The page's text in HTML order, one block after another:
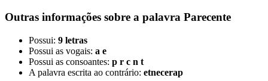
Outras informações sobre a palavra Parecente
Possui: 9 letras
Possui as vogais: a e
Possui as consoantes: p r c n t
A palavra escrita ao contrário: etnecerap